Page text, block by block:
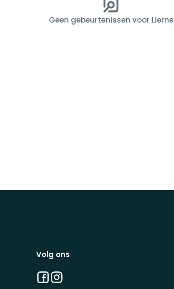
Geen gebeurtenissen voor Lierne
Volg ons
Facebook
Instagram